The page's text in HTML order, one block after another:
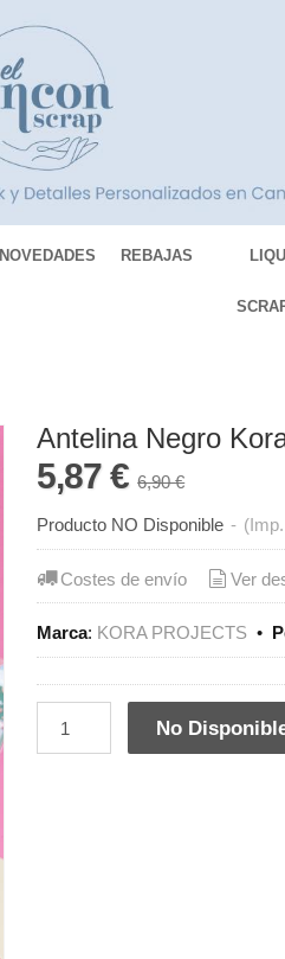
NOVEDADES REBAJAS
Antelina Negro
5,87 €6,90 €
Producto NO Disponible -
Costes de envío Ver
Marca: KORA PROJECTS •
No